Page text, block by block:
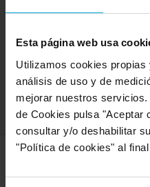
Esta página web usa
Utilizamos cookies
análisis de uso y de
mejorar nuestros
de Cookies pulsa "Aceptar
consultar y/o deshabilitar
"Política de cookies" al
transparencia y
-20%
Ver
SERVICIOS